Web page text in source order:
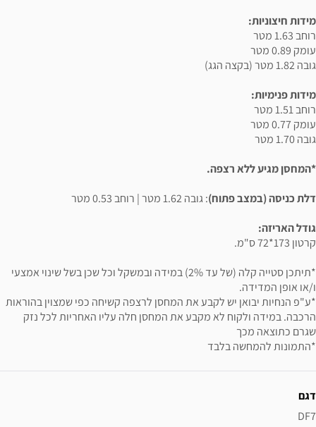
מידות חיצוניות:
רוחב 1.63 מטר
עומק 0.89 מטר
גובה 1.82 מטר (בקצה הגג)
מידות פנימיות:
רוחב 1.51 מטר
עומק 0.77 מטר
גובה 1.70 מטר
*המחסן מגיע ללא רצפה.
דלת כניסה (במצב פתוח): גובה 1.62 מטר | רוחב 0.53 מטר
גודל האריזה:
קרטון 173*72 ס"מ.
*תיתכן סטייה קלה (של עד 2%) במידה ובמשקל וכל שכן בשל שינוי אמצעי
ו/או אופן המדידה.
*ע"פ הנחיות יבואן יש לקבע את המחסן לרצפה קשיחה כפי שמצוין בהוראות
הרכבה. במידה ולקוח לא מקבע את המחסן חלה עליו האחריות לכל נזק
שגרם כתוצאה מכך
*התמונות להמחשה בלבד
דגם
DF7